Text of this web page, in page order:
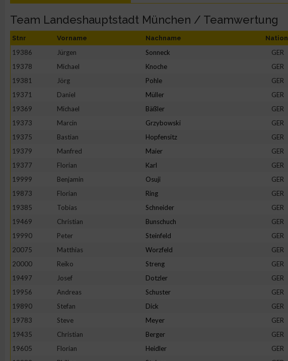
Team Landeshauptstadt München / Teamwertung
Stnr Vorname Nachname Nation
19386 Jürgen Sonneck GER
19378
Michael Knoche GER
19381
Jörg Pohle GER
19371
Daniel Müller GER
19369
Michael Bäßler GER
19373
Marcin Grzybowski GER
19375
Bastian Hopfensitz GER
19379
Manfred Maier GER
19377
Florian Karl GER
19999
Benjamin Osuji GER
19873
Florian Ring GER
19385
Tobias Schneider GER
19469
Christian Bunschuch GER
19990
Peter Steinfeld GER
20075
Matthias Worzfeld GER
20000
Reiko Streng GER
19497
Josef Dotzler GER
19956
Andreas Schuster GER
19890
Stefan Dick GER
19783
Steve Meyer GER
19435
Christian Berger GER
19605
Florian Heidler GER